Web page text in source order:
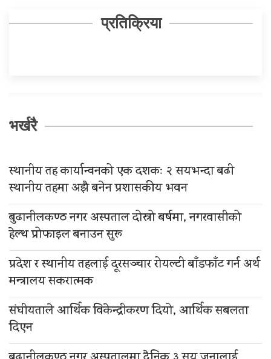
प्रतिक्रिया
भर्खरै
स्थानीय तह कार्यान्वनको एक दशकः २ सयभन्दा बढी
स्थानीय तहमा अझै बनेन प्रशासकीय भवन
बुढानीलकण्ठ नगर अस्पताल दोस्रो बर्षमा, नगरवासीको
हेल्थ प्रोफाइल बनाउन सुरू
प्रदेश र स्थानीय तहलाई दूरसञ्चार रोयल्टी बाँडफाँट गर्न अर्थ
मन्त्रालय सकरात्मक
संघीयताले आर्थिक विकेन्द्रीकरण दियो, आर्थिक सबलता
दिएन